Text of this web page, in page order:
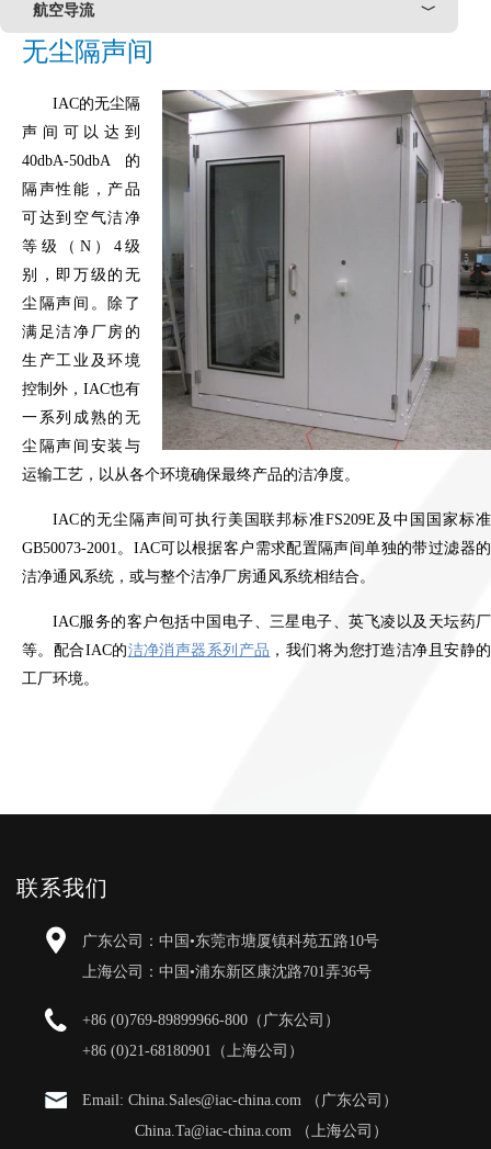
﹀
航空导流
无尘隔声间
IAC的无尘隔
声间可以达到
40dbA-50dbA的
隔声性能，产品
可达到空气洁净
等级（N）4级
别，即万级的无
尘隔声间。除了
满足洁净厂房的
生产工业及环境
控制外，IAC也有
一系列成熟的无
尘隔声间安装与
运输工艺，以从各个环境确保最终产品的洁净度。
IAC的无尘隔声间可执行美国联邦标准FS209E及中国国家标准
GB50073-2001。IAC可以根据客户需求配置隔声间单独的带过滤器的
洁净通风系统，或与整个洁净厂房通风系统相结合。
IAC服务的客户包括中国电子、三星电子、英飞凌以及天坛药厂
等。配合IAC的洁净消声器系列产品 ，我们将为您打造洁净且安静的
工厂环境。
联系我们
广东公司：中国•东莞市塘厦镇科苑五路10号
上海公司：中国•浦东新区康沈路701弄36号
+86 (0)769-89899966-800（广东公司）
+86 (0)21-68180901（上海公司）
Email: China.Sales@iac-china.com （广东公司）
China.Ta@iac-china.com （上海公司）